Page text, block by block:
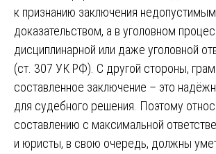
к признанию заключения недопустимым
доказательством, а в уголовном
дисциплинарной или даже уголовной
(ст. 307 УК РФ). С другой стороны,
составленное заключение – это
для судебного решения. Поэтому
составлению с максимальной
и юристы, в свою очередь, должны